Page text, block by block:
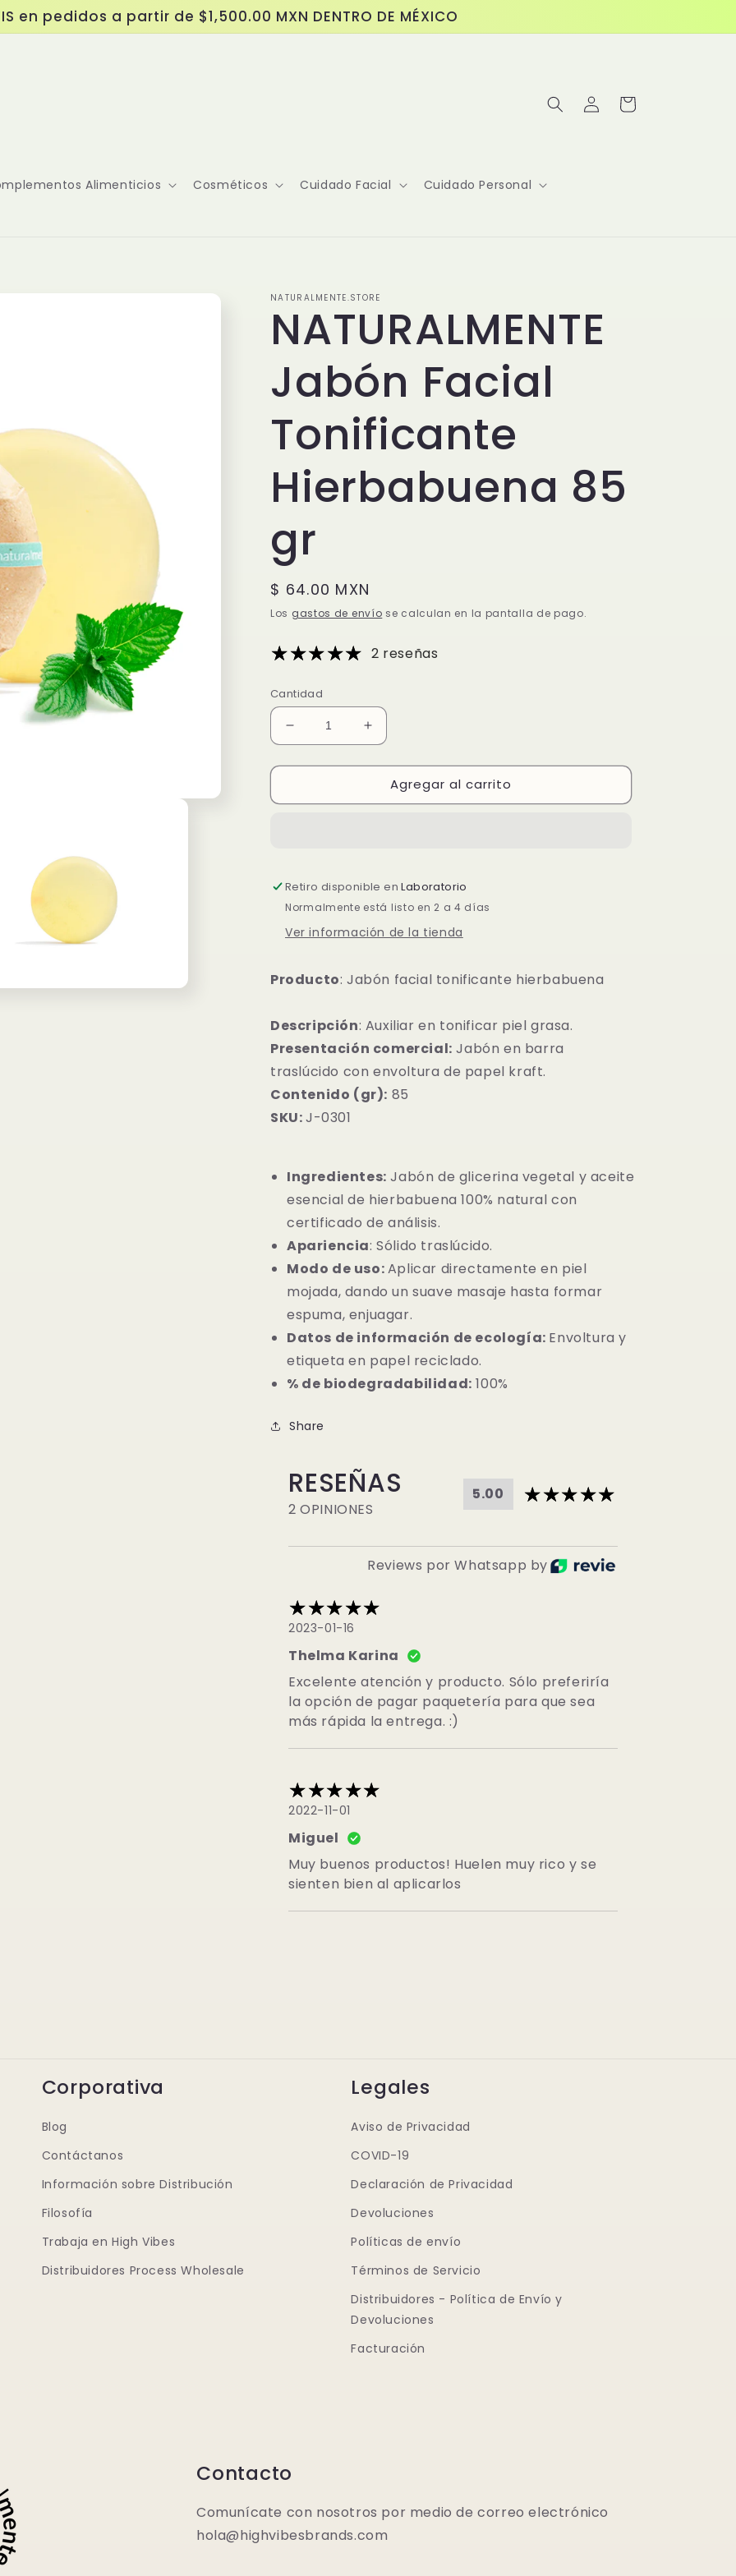
en pedidos a partir de $1,500.00 MXN DENTRO DE MÉXICO
Alimenticios Cosméticos Cuidado Facial Cuidado Personal
Iniciar
sesión
Carrito
NATURALMENTE.STORE
NATURALMENTE
Jabón Facial
Tonificante
Hierbabuena 85
gr
Precio
habitual
$ 64.00 MXN
Los gastos de envío se calculan en la pantalla de pago.
2 reseñas
Cantidad
Reducir
cantidad
para
NATURALMENTE
Jabón
gr
Aumentar
cantidad
para
NATURALMENTE
Jabón
gr
Agregar al carrito
Retiro disponible enLaboratorio
Normalmente está listo en 2 a 4 días
Ver información de la tienda
Producto: Jabón facial tonificante hierbabuena
Descripción: Auxiliar en tonificar piel grasa.
Presentación comercial: Jabón en barra
traslúcido con envoltura de papel kraft.
Contenido (gr): 85
SKU:J-0301
Ingredientes: Jabón de glicerina vegetal y aceite
esencial de hierbabuena 100% natural con
certificado de análisis.
Apariencia: Sólido traslúcido.
Modo de uso:Aplicar directamente en piel
mojada, dando un suave masaje hasta formar
espuma, enjuagar.
Datos de información de ecología: Envoltura y
etiqueta en papel reciclado.
% de biodegradabilidad: 100%
Share
RESEÑAS
2 OPINIONES
5.00
Reviews por Whatsapp by
2023-01-16
Thelma Karina
Excelente atención y producto. Sólo preferiría
la opción de pagar paquetería para que sea
más rápida la entrega. :)
2022-11-01
Miguel
Muy buenos productos! Huelen muy rico y se
sienten bien al aplicarlos
Corporativa
Blog
Contáctanos
Información sobre Distribución
Filosofía
Trabaja en High Vibes
Distribuidores Process Wholesale
Legales
Aviso de Privacidad
COVID-19
Declaración de Privacidad
Devoluciones
Políticas de envío
Términos de Servicio
Distribuidores - Política de Envío y
Devoluciones
Facturación
Contacto
Comunícate con nosotros por medio de correo electrónico
hola@highvibesbrands.com